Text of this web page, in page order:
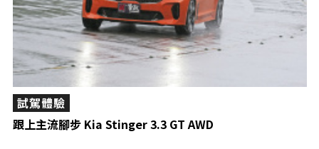
跟上主流腳步 Kia Stinger 3.3 GT AWD
試駕體驗